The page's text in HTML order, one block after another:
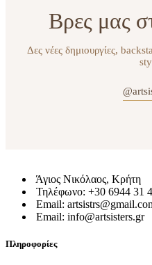
Βρες μας
Δες νέες δημιουργίες,
Άγιος Νικόλαος, Κρήτη
Τηλέφωνο: +30 6944 31
Email:
Email: info@artsisters.gr
Πληροφορίες